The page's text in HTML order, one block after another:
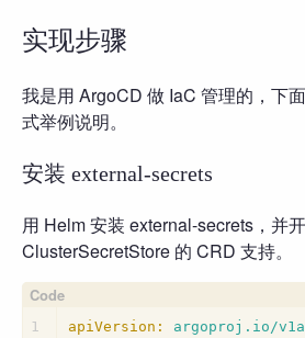
实现步骤
我是用 ArgoCD 做 IaC 管理的，下
式举例说明。
安装 external-secrets
用 Helm 安装 external-secrets，并
ClusterSecretStore 的 CRD 支持。
1
apiVersion:
argoproj.io/